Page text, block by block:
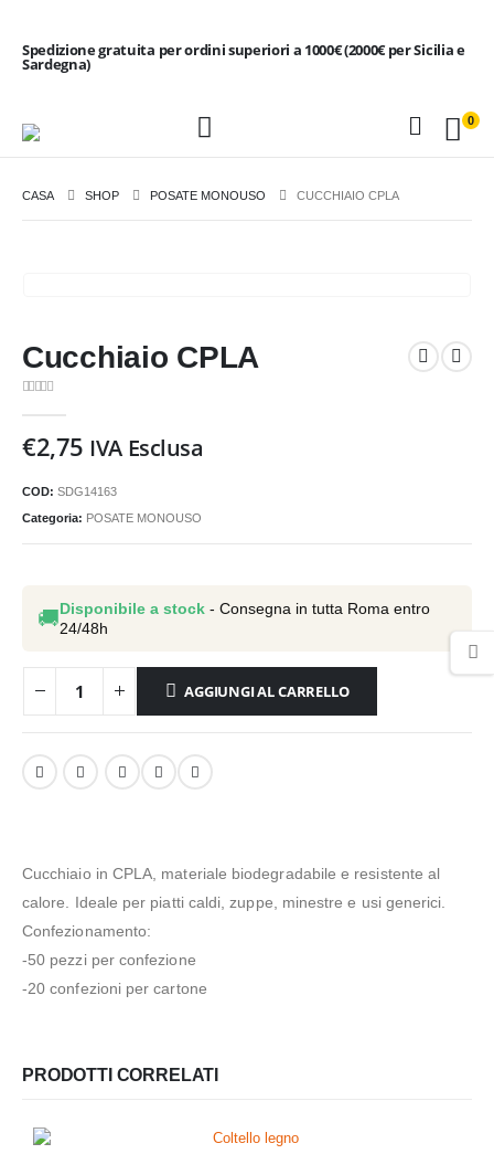
Spedizione gratuita per ordini superiori a 1000€ (2000€ per Sicilia e
Sardegna)
0
CASA SHOP POSATE MONOUSO CUCCHIAIO CPLA
Cucchiaio CPLA
€2,75 IVA Esclusa
COD: SDG14163
Categoria: POSATE MONOUSO
🚚Disponibile a stock - Consegna in tutta Roma entro
24/48h
AGGIUNGI AL CARRELLO
Cucchiaio in CPLA, materiale biodegradabile e resistente al
calore. Ideale per piatti caldi, zuppe, minestre e usi generici.
Confezionamento:
-50 pezzi per confezione
-20 confezioni per cartone
PRODOTTI CORRELATI